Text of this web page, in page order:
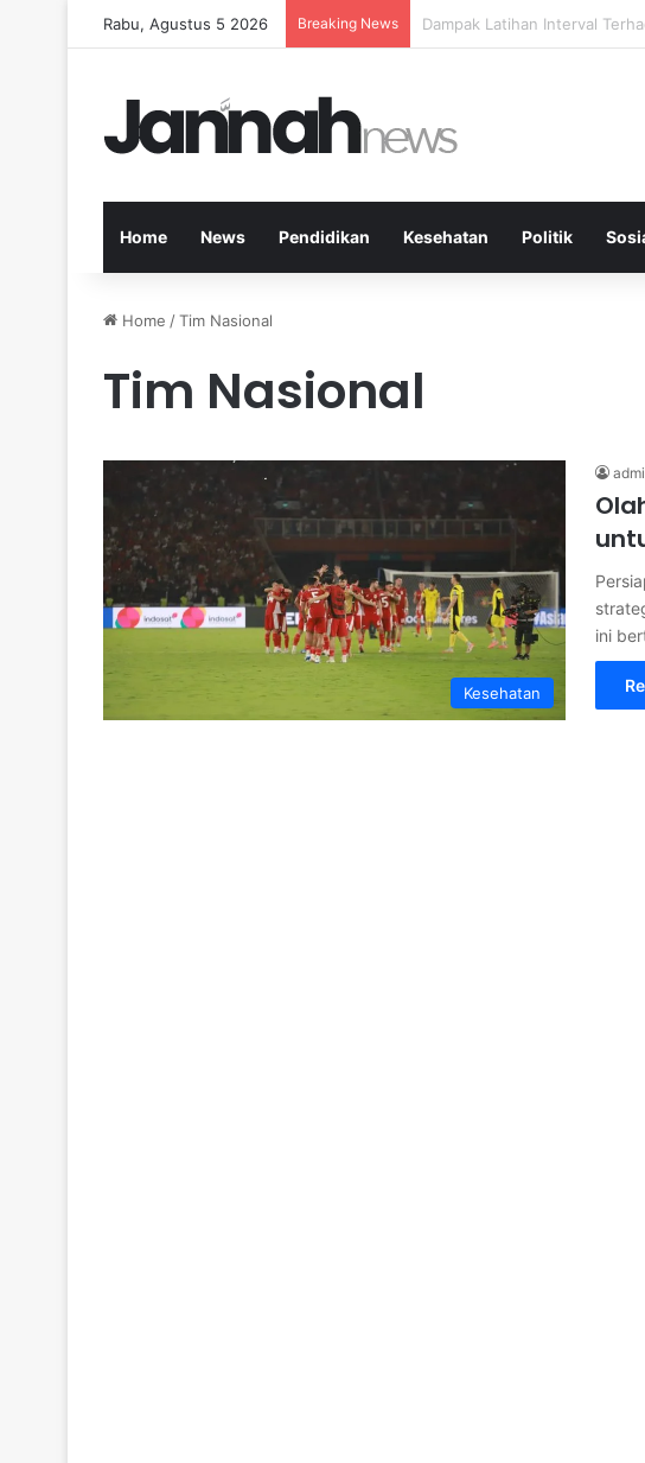
Rabu, Agustus 5 2026 Breaking News Kesehatan Mental: Menggali
Home News Pendidikan Kesehatan Politik
Home /Tim Nasional
Tim Nasional
Kesehatan
ini